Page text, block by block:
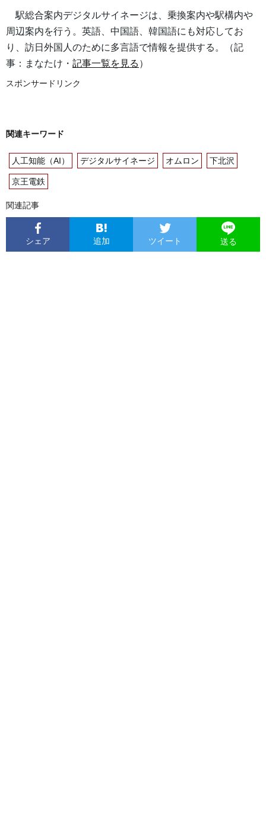
駅総合案内デジタルサイネージは、乗換案内や駅構内や
周辺案内を行う。英語、中国語、韓国語にも対応してお
り、訪日外国人のために多言語で情報を提供する。（記
事：まなたけ・ 記事一覧を見る ）
スポンサードリンク
関連キーワード
人工知能（AI） デジタルサイネージ オムロン 下北沢
京王電鉄
関連記事
シェア 追加 ツイート 送る